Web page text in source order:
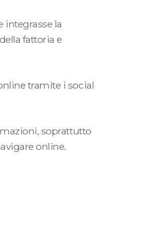
integrasse la
fattoria e
tramite i social
soprattutto
online.